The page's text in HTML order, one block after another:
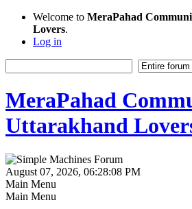
Welcome to MeraPahad
Lovers.
Log in
MeraPahad
Uttarakhand
August 07, 2026, 06:28:08 PM
Main Menu
Main Menu